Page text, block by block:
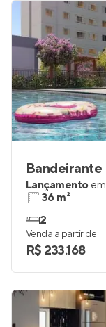
Bandeirante
Lançamento em
36 m²
2
Venda a partir de
R$ 233.168